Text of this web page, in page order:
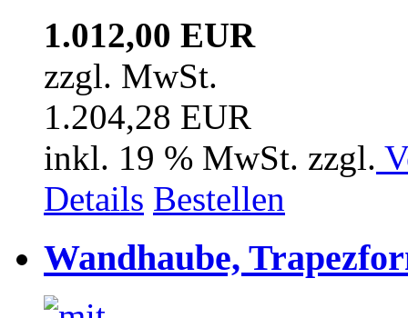
1.012,00 EUR
zzgl. MwSt.
1.204,28 EUR
inkl. 19 % MwSt. zzgl.
Details Bestellen
Wandhaube,